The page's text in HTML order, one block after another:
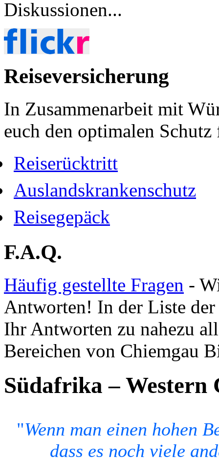
Diskussionen...
Reiseversicherung
In Zusammenarbeit mit
euch den optimalen
Reiserücktritt
Auslandskrankenschutz
Reisegepäck
F.A.Q.
Häufig gestellte Fragen -
Antworten! In der Liste
Ihr Antworten zu nahezu
Bereichen von Chiemgau
Südafrika – Western
"Wenn man einen hohen
dass es noch viele